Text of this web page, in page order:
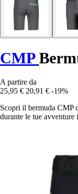
CMP
A partire da
25,95 € 20,91 € -19%
Scopri il bermuda CMP
durante le tue avventure